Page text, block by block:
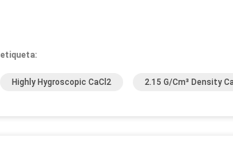
etiqueta:
Highly Hygroscopic CaCl2 2.15 G/cm³ Density